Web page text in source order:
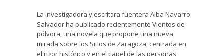
La investigadora y escritora fuentera Alba Navarro
Salvador ha publicado recientemente Vientos de
pólvora, una novela que propone una nueva
mirada sobre los Sitios de Zaragoza, centrada en
el rigor histórico y en el papel de las personas